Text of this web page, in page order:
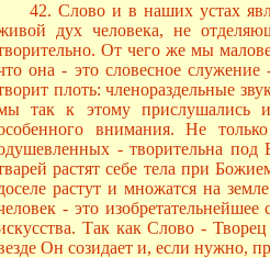
42. Слово и в наших устах
дух человека, не
От чего же мы
она - это словесное
плоть: членораздельные
так к этому прислушались
внимания. Не
- творительна
растят себе тела при
растут и множатся на
- это
Так как Слово -
Он созидает и, если нужно,